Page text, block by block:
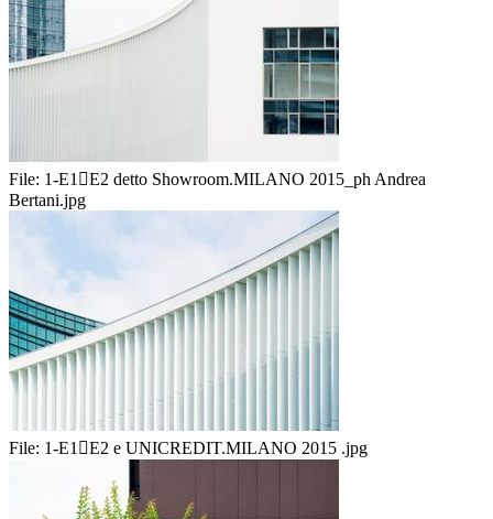
File: 1-E1E2 detto Showroom.MILANO 2015_ph Andrea
Bertani.jpg
File: 1-E1E2 e UNICREDIT.MILANO 2015 .jpg